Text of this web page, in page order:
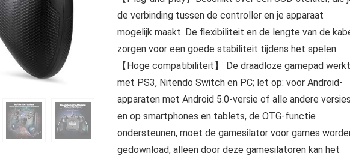
de verbinding tussen de controller en je apparaat
mogelijk maakt. De flexibiliteit en de lengte van de
zorgen voor een goede stabiliteit tijdens het spelen.
【Hoge compatibiliteit】 De draadloze gamepad werkt
met PS3, Nitendo Switch en PC; let op: voor Android-
apparaten met Android 5.0-versie of alle andere
en op smartphones en tablets, de OTG-functie
ondersteunen, moet de gamesilator voor games
gedownload, alleen door deze gamesilatoren kan het